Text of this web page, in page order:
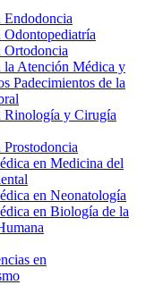
Endodoncia
Odontopediatría
Ortodoncia
la Atención Médica y
Padecimientos de la
Rinología y Cirugía
Prostodoncia
en Medicina del
en Neonatología
en Biología de la
en